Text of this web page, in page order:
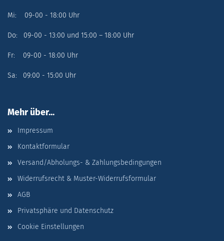
Mi: 09-00 - 18:00 Uhr
Do: 09-00 - 13:00 und 15:00 – 18:00 Uhr
Fr: 09-00 - 18:00 Uhr
Sa: 09:00 - 15:00 Uhr
Mehr über...
Impressum
Kontaktformular
Versand/Abholungs- & Zahlungsbedingungen
Widerrufsrecht & Muster-Widerrufsformular
AGB
Privatsphäre und Datenschutz
Cookie Einstellungen